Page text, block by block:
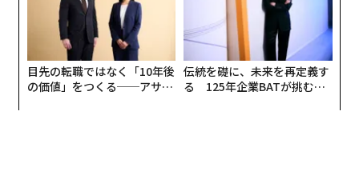
人とコンピューターの関係やサイバー心理学に関する査
読付き学術誌Computers in Human Behaviorに2012年
に発表された研究論文によると、幻想振動症候群とは、
そもそも通知が届いていないのにスマホの振動を感じた
り通知音を聞いたりしたように錯覚する現象をいう。俗
目先の転職ではなく「10年後
の価値」をつくる──アサイ
伝統を礎に、未来を再定義す
る 125年企業BATが挑むス